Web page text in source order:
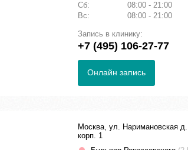
Сб:
08:00 - 21:00
Вс:
08:00 - 21:00
Запись в клинику:
+7 (495) 106-27-77
Онлайн запись
Москва, ул. Наримановская
корп. 1